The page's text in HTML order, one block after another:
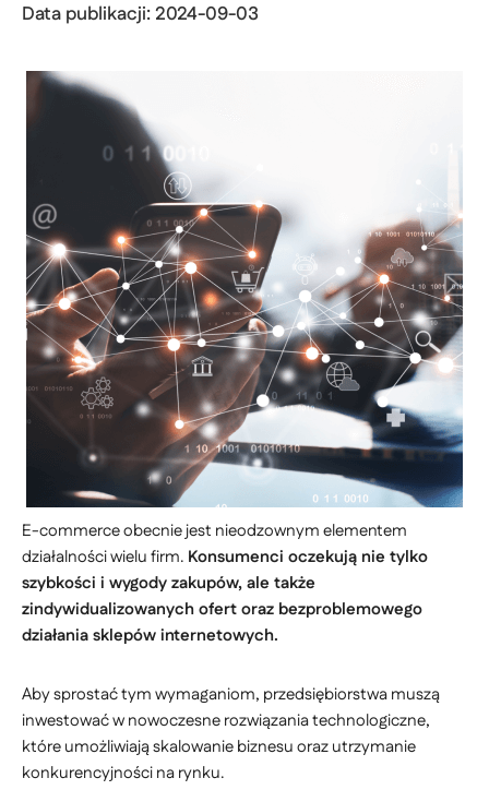
Data publikacji: 2024-09-03
E-commerce obecnie jest nieodzownym elementem
działalności wielu firm. Konsumenci oczekują nie tylko
szybkości i wygody zakupów, ale także
zindywidualizowanych ofert oraz bezproblemowego
działania sklepów internetowych.
Aby sprostać tym wymaganiom, przedsiębiorstwa muszą
inwestować w nowoczesne rozwiązania technologiczne,
które umożliwiają skalowanie biznesu oraz utrzymanie
konkurencyjności na rynku.